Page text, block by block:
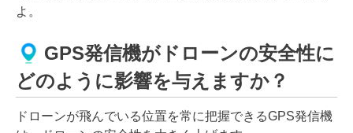
よ。
GPS発信機がドローンの安全性に
どのように影響を与えますか？
ドローンが飛んでいる位置を常に把握できるGPS発信機